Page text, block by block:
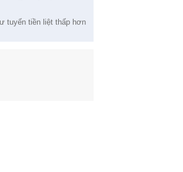
tuyến tiền liệt thấp hơn